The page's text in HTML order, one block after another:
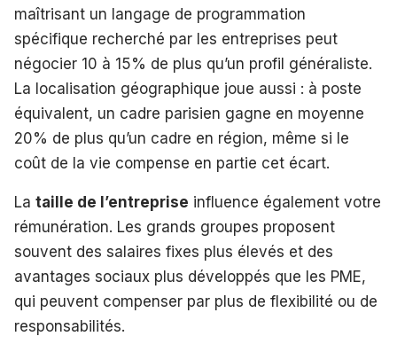
maîtrisant un langage de programmation
spécifique recherché par les entreprises peut
négocier 10 à 15% de plus qu’un profil généraliste.
La localisation géographique joue aussi : à poste
équivalent, un cadre parisien gagne en moyenne
20% de plus qu’un cadre en région, même si le
coût de la vie compense en partie cet écart.
La taille de l’entreprise influence également votre
rémunération. Les grands groupes proposent
souvent des salaires fixes plus élevés et des
avantages sociaux plus développés que les PME,
qui peuvent compenser par plus de flexibilité ou de
responsabilités.